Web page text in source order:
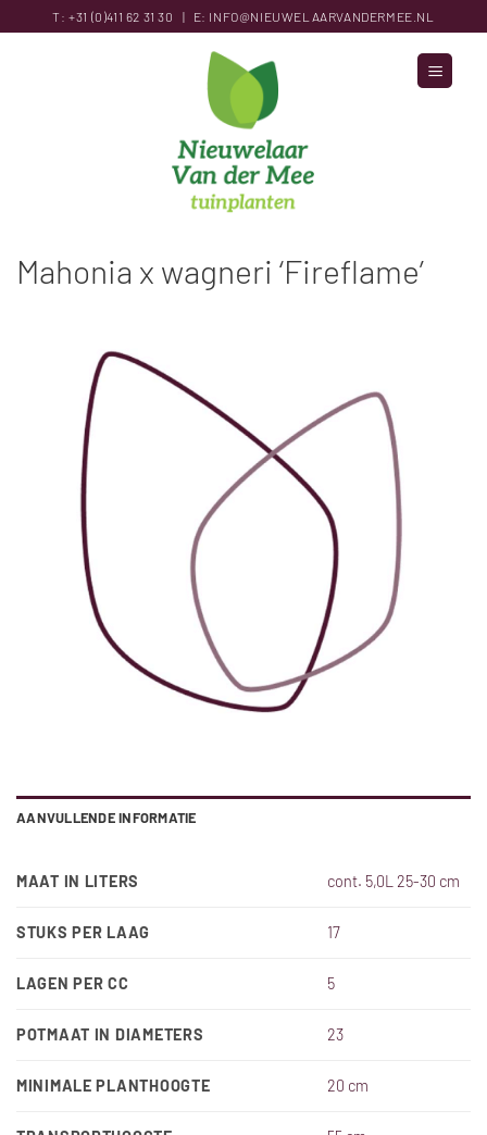
naar
T:+31 (0)411 62 31 30 | E: INFO@NIEUWELAARVANDERMEE.NL
Mahonia x wagneri ‘Fireflame’
AANVULLENDE INFORMATIE
MAAT IN LITERS cont. 5,0L 25-30 cm
STUKS PER LAAG 17
LAGEN PER CC 5
POTMAAT IN DIAMETERS 23
MINIMALE PLANTHOOGTE 20 cm